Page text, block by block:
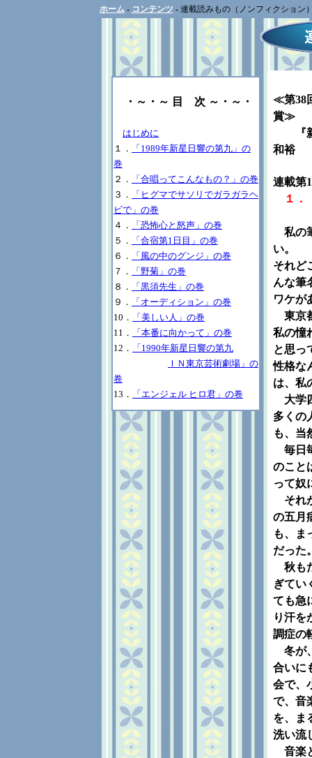
ホーム- コンテンツ - 連載読みもの（ノンフィクション
・～・～ 目 次 ～・～・
はじめに
１．
「1989年新星日響の第九」の
巻
２．
「合唱ってこんなもの？」の巻
３．
「ヒグマでサソリでガラガラヘ
ビで」の巻
４．
「恐怖心と怒声」の巻
５．
「合宿第1日目」の巻
６．
「風の中のグンジ」の巻
７．
「野菊」の巻
８．
「黒須先生」の巻
９．
「オーディション」の巻
10．
「美しい人」の巻
11．
「本番に向かって」の巻
12．
「1990年新星日響の第九
ＩＮ東京芸術劇場」の
卷
13．
「エンジェル ヒロ君」の卷
≪第38
賞≫
『新
和裕
連載第
１
私の
い。
それど
んな筆
ワケが
東京
私の憧
と思っ
性格な
は、私
大学
多くの
も、当
毎日
のこと
って奴
それ
の五月
も、ま
だった
秋も
ぎてい
ても急
り汗を
調症の
冬が
合いに
会で、
で、音
を、ま
洗い流
音楽